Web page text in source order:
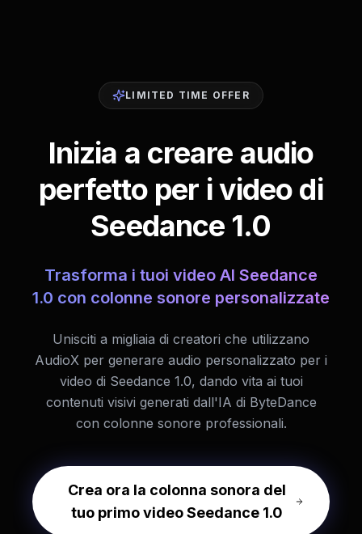
LIMITED TIME OFFER
Inizia a creare audio
perfetto per i video di
Seedance 1.0
Trasforma i tuoi video AI Seedance
1.0 con colonne sonore personalizzate
Unisciti a migliaia di creatori che utilizzano
AudioX per generare audio personalizzato per i
video di Seedance 1.0, dando vita ai tuoi
contenuti visivi generati dall'IA di ByteDance
con colonne sonore professionali.
Crea ora la colonna sonora del
tuo primo video Seedance 1.0